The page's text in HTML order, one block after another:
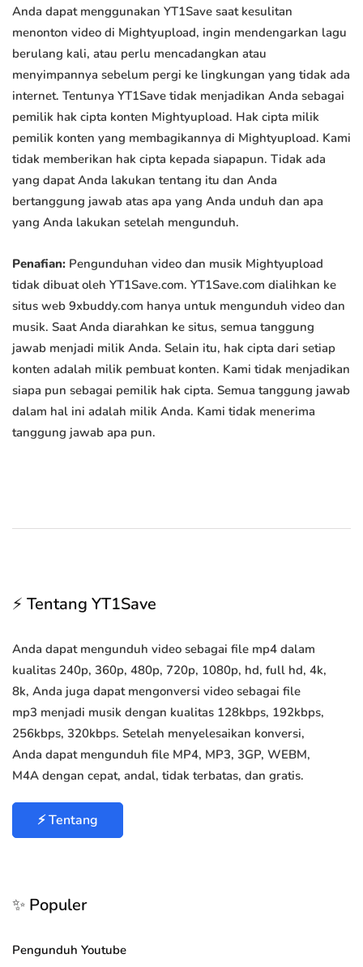
Anda dapat menggunakan YT1Save saat kesulitan
menonton video di Mightyupload, ingin mendengarkan lagu
berulang kali, atau perlu mencadangkan atau
menyimpannya sebelum pergi ke lingkungan yang tidak ada
internet. Tentunya YT1Save tidak menjadikan Anda sebagai
pemilik hak cipta konten Mightyupload. Hak cipta milik
pemilik konten yang membagikannya di Mightyupload. Kami
tidak memberikan hak cipta kepada siapapun. Tidak ada
yang dapat Anda lakukan tentang itu dan Anda
bertanggung jawab atas apa yang Anda unduh dan apa
yang Anda lakukan setelah mengunduh.
Penafian: Pengunduhan video dan musik Mightyupload
tidak dibuat oleh YT1Save.com. YT1Save.com dialihkan ke
situs web 9xbuddy.com hanya untuk mengunduh video dan
musik. Saat Anda diarahkan ke situs, semua tanggung
jawab menjadi milik Anda. Selain itu, hak cipta dari setiap
konten adalah milik pembuat konten. Kami tidak menjadikan
siapa pun sebagai pemilik hak cipta. Semua tanggung jawab
dalam hal ini adalah milik Anda. Kami tidak menerima
tanggung jawab apa pun.
⚡ Tentang YT1Save
Anda dapat mengunduh video sebagai file mp4 dalam
kualitas 240p, 360p, 480p, 720p, 1080p, hd, full hd, 4k,
8k, Anda juga dapat mengonversi video sebagai file
mp3 menjadi musik dengan kualitas 128kbps, 192kbps,
256kbps, 320kbps. Setelah menyelesaikan konversi,
Anda dapat mengunduh file MP4, MP3, 3GP, WEBM,
M4A dengan cepat, andal, tidak terbatas, dan gratis.
⚡ Tentang
✨ Populer
Pengunduh Youtube